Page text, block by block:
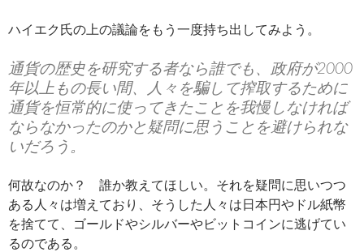
ハイエク氏の上の議論をもう一度持ち出してみよう。
通貨の歴史を研究する者なら誰でも、政府が2000
年以上もの長い間、人々を騙して搾取するために
通貨を恒常的に使ってきたことを我慢しなければ
ならなかったのかと疑問に思うことを避けられな
いだろう。
何故なのか？ 誰か教えてほしい。それを疑問に思いつつ
ある人々は増えており、そうした人々は日本円やドル紙幣
を捨てて、ゴールドやシルバーやビットコインに逃げてい
るのである。